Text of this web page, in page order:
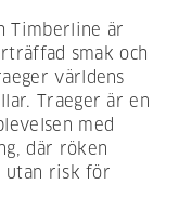
Timberline är
smak och
världens
Traeger är en
med
där röken
utan risk för